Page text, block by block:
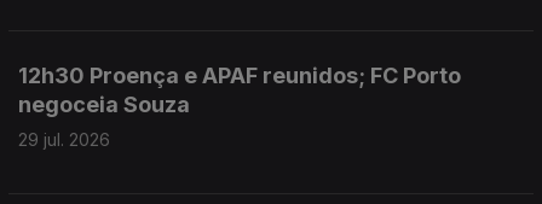
12h30 Proença e APAF reunidos; FC Porto
negoceia Souza
29 jul. 2026